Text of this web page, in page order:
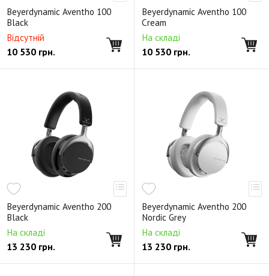
Beyerdynamic Aventho 100
Black
Відсутній
10 530 грн.
Beyerdynamic Aventho 100
Cream
На складі
10 530 грн.
Beyerdynamic Aventho 200
Black
На складі
13 230 грн.
Beyerdynamic Aventho 200
Nordic Grey
На складі
13 230 грн.